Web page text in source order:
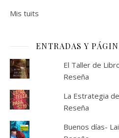
Mis tuits
ENTRADAS Y
El Taller de
Reseña
La Estrategia
Reseña
Buenos días-